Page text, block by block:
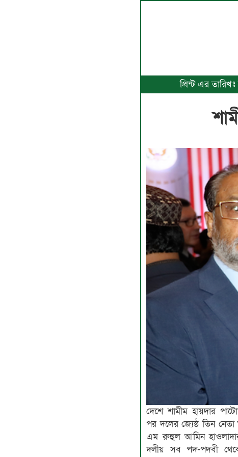
প্রিন্ট এর
দেশে শামীম হায়দার
পর দলের জ্যেষ্ঠ তিন
এম রুহুল আমিন
দলীয় সব পদ-পদবী